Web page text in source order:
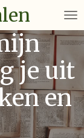
je uit
en